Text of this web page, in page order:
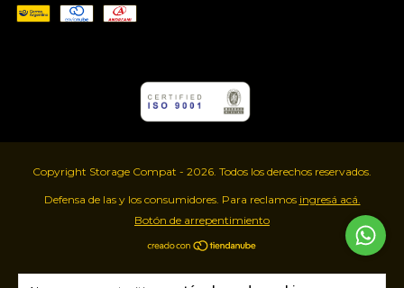
Copyright Storage Compat - 2026. Todos los derechos reservados.
Defensa de las y los consumidores. Para reclamos ingresá acá.
Botón de arrepentimiento